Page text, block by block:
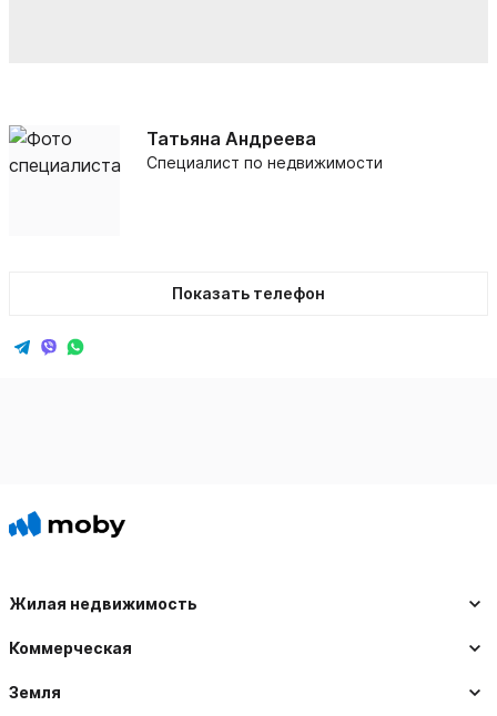
Татьяна Андреева
Специалист по недвижимости
Показать телефон
Жилая недвижимость
Коммерческая
Земля